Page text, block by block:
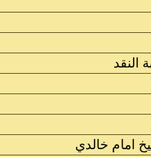
النقد
امام خالدي